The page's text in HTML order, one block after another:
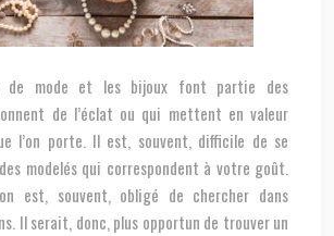
de l’éclat ou qui mettent en valeur
l’on porte. Il est, souvent, difficile de se
modelés qui correspondent à votre goût.
est, souvent, obligé de chercher dans
Il serait, donc, plus opportun de trouver un